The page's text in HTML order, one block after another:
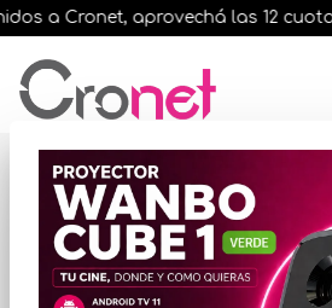
a Cronet, aprovechá las 12
Resultados para "fury
No hay productos
que mostrar...